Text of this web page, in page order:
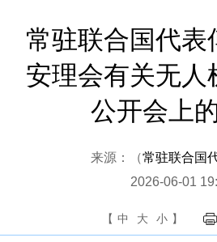
常驻联合国代表
安理会有关无人
公开会上
来源：（常驻联合国
2026-06-01
【 中 大 小 】